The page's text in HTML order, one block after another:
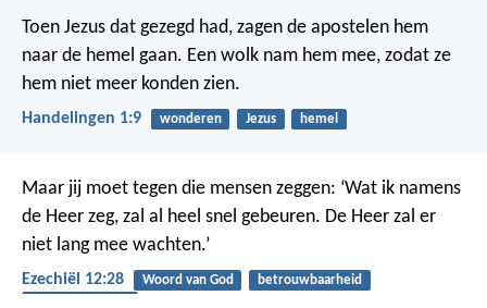
Toen Jezus dat gezegd had, zagen de apostelen hem
naar de hemel gaan. Een wolk nam hem mee, zodat ze
hem niet meer konden zien.
Handelingen 1:9 wonderen Jezus hemel
Maar jij moet tegen die mensen zeggen: ‘Wat ik namens
de Heer zeg, zal al heel snel gebeuren. De Heer zal er
niet lang mee wachten.’
Ezechiël 12:28 Woord van God
betrouwbaarheid